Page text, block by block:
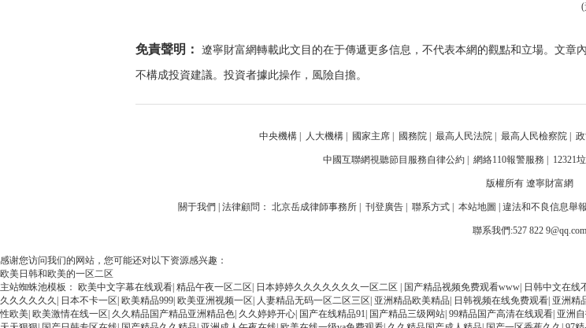
(
免責聲明： 遼寧財富網轉載此文目的在于傳遞更多信息，不代表本網的觀點和立場。文章
不構成投資建議。投資者據此操作，風險自擔。
中央機構 人大機構 國家主席 國務院 最高人民法院 最高人民檢察院
中國互聯網視聽節目服務自律公約| 網絡110報警服務 12321
版權所有 遼寧財富網
關于我們 | 法律顧問： 北京岳成律師事務所 | 刊登廣告 | 聯系方式 | 本站地圖 | 違法和不良信息舉
聯系我們:527 822 9@qq.com
感谢您访问我们的网站，您可能还对以下资源感兴趣：
欧美日韩和欧美的一区二区
主站蜘蛛池模板： 欧美中文字幕在线观看 精品午夜一区二区 日本婷婷久久久久久久久一区二区 国产精品视频免费观看www 日韩中文在线
久久久久久久
日本不卡一区 欧美精品999 欧美亚洲视频一区 人妻精品无码一区二区三区 亚洲精品欧美精品 日韩视频在线免费观看 亚洲精
性欧美 欧美激情在线一区 久久精品国产精品亚洲精品色 久久婷婷开心 国产在线精品91 国产精品三级网站 99精品国产高清在线观看 亚洲